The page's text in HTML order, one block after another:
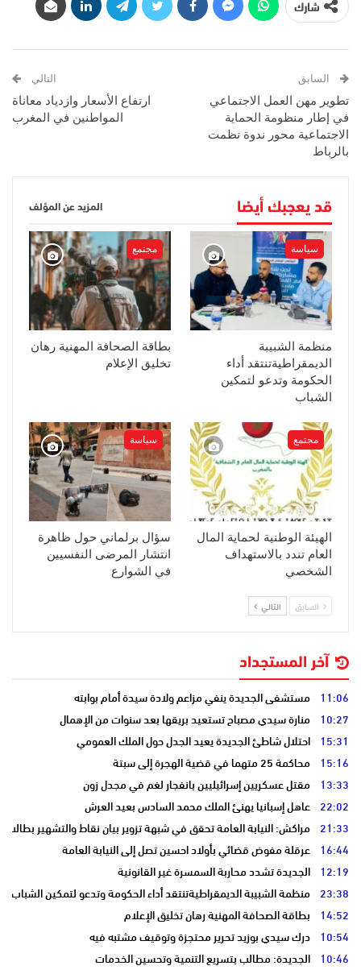
شارك
السابق
تطوير مهن العمل الاجتماعي
في إطار منظومة الحماية
الاجتماعية محور ندوة نظمت
بالرباط
التالي
ارتفاع الأسعار وازدياد معاناة
المواطنين في المغرب
قد يعجبك أيضا المزيد عن المؤلف
سياسة
منظمة الشبيبة
الديمقراطيةتنتقد أداء
الحكومة وتدعو لتمكين
الشباب
مجتمع
بطاقة الصحافة المهنية رهان
تخليق الإعلام
مجتمع
الهيئة الوطنية لحماية المال
العام تندد بالاستهداف
الشخصي
سياسة
سؤال برلماني حول ظاهرة
انتشار المرضى النفسيين
في الشوارع
السابق التالي
آخر المستجداد
11:06 مستشفى الجديدة ينفي مزاعم ولادة سيدة أمام بوابته
10:27 منارة سيدي مصباح تستعيد بريقها بعد سنوات من الإهمال
15:31 احتلال شاطئ الجديدة يعيد الجدل حول الملك العمومي
15:16 محاكمة 25 متهما في قضية الهجرة إلى سبتة
13:33 مقتل عسكريين إسرائيليين بانفجار لغم في مجدل زون
22:02 عاهل إسبانيا يهنئ الملك محمد السادس بعيد العرش
21:33 مراكش: النيابة العامة تحقق في شبهة تزوير بيان نقاط والتشهير بطالب
16:44 عرقلة مفوض قضائي بأولاد احسين تصل إلى النيابة العامة
12:19 الجديدة تشدد محاربة السمسرة غير القانونية
23:38 منظمة الشبيبة الديمقراطيةتنتقد أداء الحكومة وتدعو لتمكين الشباب
14:52 بطاقة الصحافة المهنية رهان تخليق الإعلام
10:54 درك سيدي بوزيد تحرير محتجزة وتوقيف مشتبه فيه
10:46 الجديدة: مطالب بتسريع التنمية وتحسين الخدمات